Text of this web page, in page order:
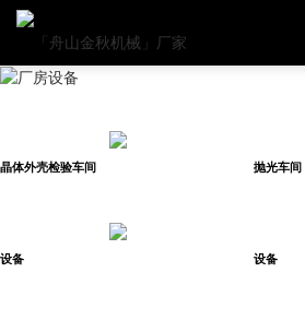
Environment
晶体外壳检验车间 抛光车间
设备 设备